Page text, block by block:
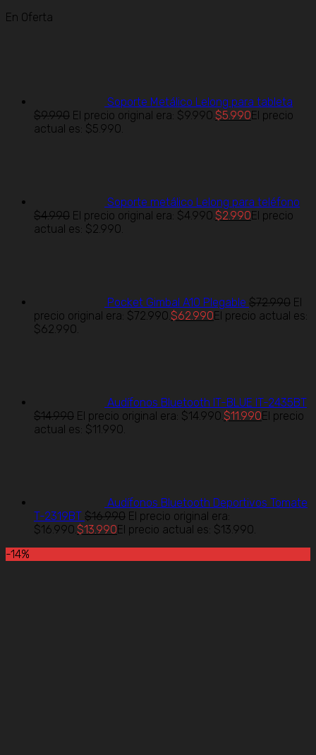
En Oferta
Soporte Metálico Lelong para tableta
$9.990 El precio original era: $9.990.$5.990El precio
actual es: $5.990.
Soporte metálico Lelong para teléfono
$4.990 El precio original era: $4.990.$2.990El precio
actual es: $2.990.
Pocket Gimbal A10 Plegable $72.990 El
precio original era: $72.990.$62.990El precio actual es:
$62.990.
Audífonos Bluetooth IT-BLUE IT-2435BT
$14.990 El precio original era: $14.990.$11.990El precio
actual es: $11.990.
Audífonos Bluetooth Deportivos Tomate
T-2319BT $16.990 El precio original era:
$16.990.$13.990El precio actual es: $13.990.
-14%